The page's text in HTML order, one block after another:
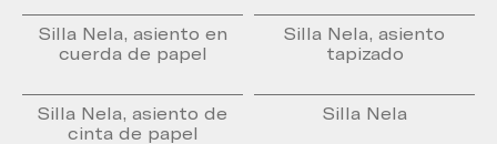
Silla Nela, asiento en
cuerda de papel
Silla Nela, asiento
tapizado
Silla Nela, asiento de
cinta de papel
Silla Nela